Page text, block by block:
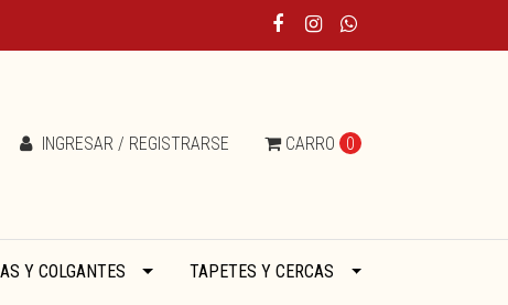
CARRO 0
INGRESAR / REGISTRARSE
Y COLGANTES TAPETES Y CERCAS